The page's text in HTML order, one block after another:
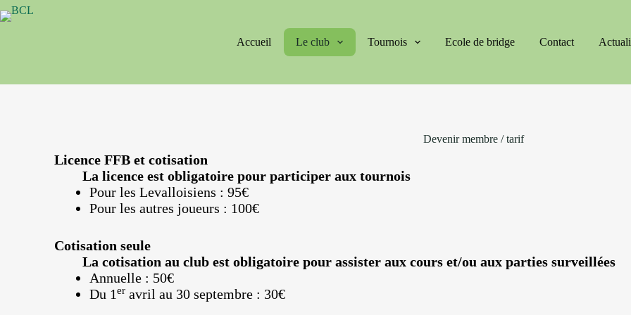
Accueil Le club Tournois Ecole de bridge Contact
Devenir membre / tarif
Licence FFB et cotisation
La licence est obligatoire pour participer aux tournois
Pour les Levalloisiens : 95€
Pour les autres joueurs : 100€
Cotisation seule
La cotisation au club est obligatoire pour assister aux cours et/ou aux partiessurveillées
Annuelle : 50€
Du 1er avril au 30 septembre : 30€